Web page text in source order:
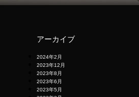
アーカイブ
2024年2月
2023年12月
2023年8月
2023年6月
2023年5月